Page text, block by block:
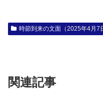
時節到来の文面（2025年4月7
関連記事